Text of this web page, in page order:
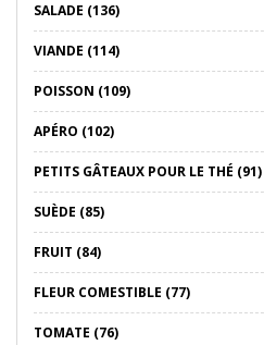
SALADE (136)
VIANDE (114)
POISSON (109)
APÉRO (102)
PETITS GÂTEAUX POUR LE THÉ (91)
SUÈDE (85)
FRUIT (84)
FLEUR COMESTIBLE (77)
TOMATE (76)